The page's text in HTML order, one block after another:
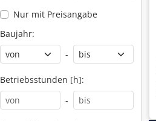
Nur mit Preisangabe
Baujahr:
-
Betriebsstunden [h]:
-